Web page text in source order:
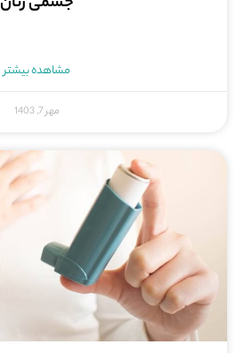
مشاهده بیشتر
مهر 7, 1403